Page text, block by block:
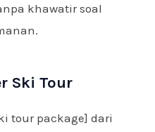
khawatir soal
Ski Tour
tour package] dari